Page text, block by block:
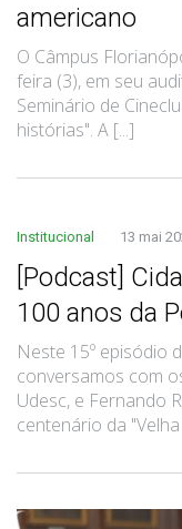
americano
O Câmpus
feira (3), em seu
Seminário de
histórias". A [...]
Institucional 13 mai
[Podcast]
100 anos da
Neste 15º episódio
conversamos com
Udesc, e Fernando
centenário da